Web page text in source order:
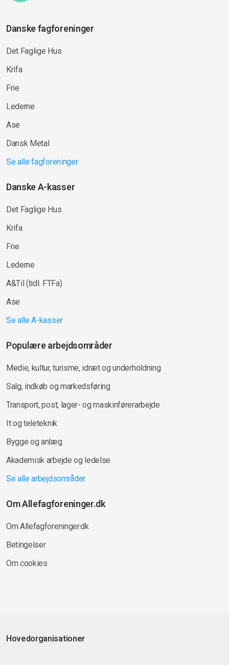
Danske fagforeninger
Det Faglige Hus
Krifa
Frie
Lederne
Ase
Dansk Metal
Se alle fagforeninger
Danske A-kasser
Det Faglige Hus
Krifa
Frie
Lederne
A&Til (tidl. FTFa)
Ase
Se alle A-kasser
Populære arbejdsområder
Medie, kultur, turisme, idræt og underholdning
Salg, indkøb og markedsføring
Transport, post, lager- og maskinførerarbejde
It og teleteknik
Bygge og anlæg
Akademisk arbejde og ledelse
Se alle arbejdsområder
Om Allefagforeninger.dk
Om Allefagforeninger.dk
Betingelser
Om cookies
Hovedorganisationer